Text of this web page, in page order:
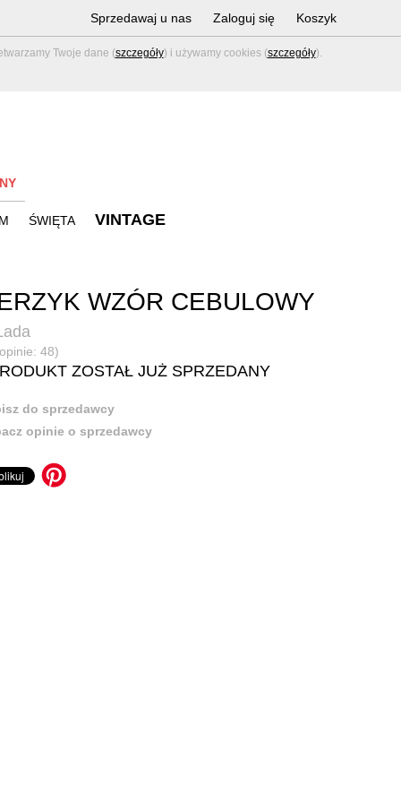
Twoje dane (szczegóły) i używamy cookies (szczegóły).
Sprzedawaj u nas Zaloguj się Koszyk
ŚWIĘTA VINTAGE
WZÓR CEBULOWY
48)
ZOSTAŁ JUŻ SPRZEDANY
do sprzedawcy
opinie o sprzedawcy